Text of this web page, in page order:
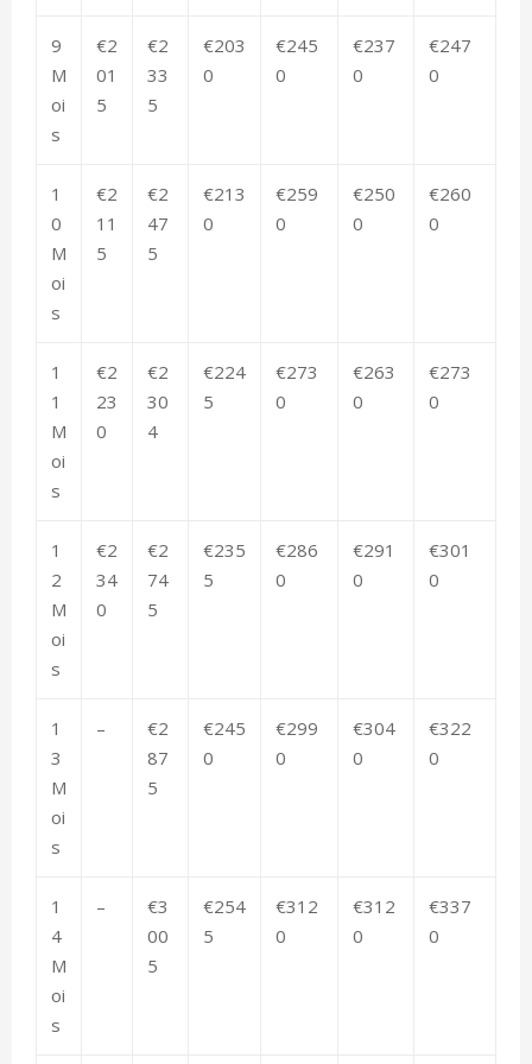
9
M
oi
s
€2
01
5
€2
33
5
€203
0
€245
0
€237
0
€247
0
1
0
M
oi
s
€2
11
5
€2
47
5
€213
0
€259
0
€250
0
€260
0
1
1
M
oi
s
€2
23
0
€2
30
4
€224
5
€273
0
€263
0
€273
0
1
2
M
oi
s
€2
34
0
€2
74
5
€235
5
€286
0
€291
0
€301
0
1
3
M
oi
s
–
€2
87
5
€245
0
€299
0
€304
0
€322
0
1
4
M
oi
s
–
€3
00
5
€254
5
€312
0
€312
0
€337
0